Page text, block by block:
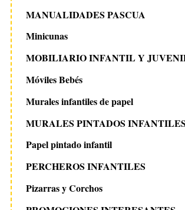
MANUALIDADES PASCUA
Minicunas
MOBILIARIO INFANTIL Y
Móviles Bebés
Murales infantiles de papel
MURALES PINTADOS INFANTILES
Papel pintado infantil
PERCHEROS INFANTILES
Pizarras y Corchos